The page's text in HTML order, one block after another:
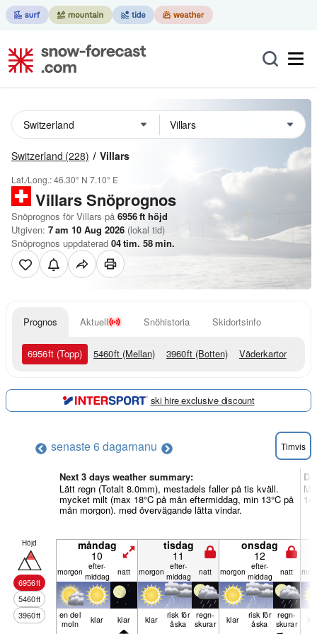
Switzerland (228) Villars
Lat./Long.:46.30° N 7.10° E
VillarsSnöprognos
Snöprognos för Villars på 6956ft höjd
Utgiven: 7 am 10 Aug 2026 (lokal tid)
Snöprognos uppdaterad 04tim. 58min.
Prognos Aktuell Snöhistoria Skidortsinfo
6956ft (Topp) 5460ft (Mellan) 3960ft (Botten) Väderkartor
ski hire exclusive discount
senaste 6 dagarnanu Timvis
Next 3 days weather summary:
Lätt regn (Totalt 8.0mm), mestadels faller på tis kväll.
mycket milt (max 18°C på mån eftermiddag, min 13°C på
mån morgon). med övervägande lätta vindar.
Höjd
6956ft
5460ft
3960ft
måndag
10
tisdag
11
onsdag
12
mor­gon efter­
middag
natt mor­gon efter­
middag
natt mor­gon efter­
middag
natt
en del
moln klar klar klar risk för
åska
regn­
skurar klar risk för
åska
regn­
skurar